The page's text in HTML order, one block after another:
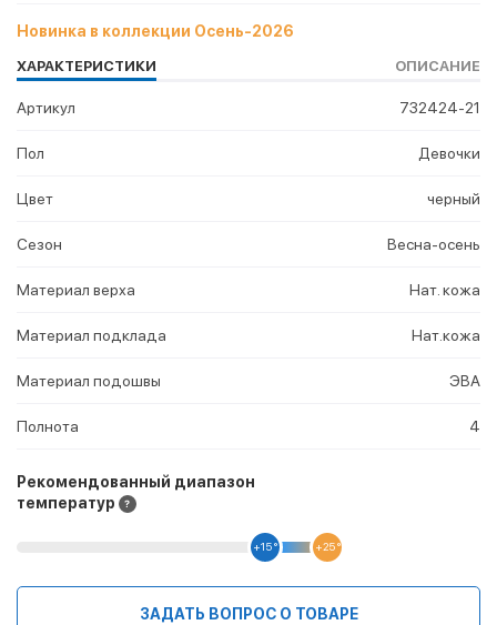
Новинка в коллекции Осень-2026
ХАРАКТЕРИСТИКИ ОПИСАНИЕ
Артикул 732424-21
Пол Девочки
Цвет черный
Сезон Весна-осень
Материал верха Нат. кожа
Материал подклада Нат.кожа
Материал подошвы ЭВА
Полнота 4
Рекомендованный диапазон
температур
+15 ° +25 °
ЗАДАТЬ ВОПРОС О ТОВАРЕ